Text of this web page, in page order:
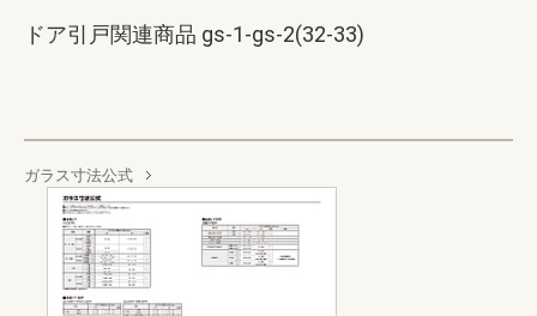
ドア引戸関連商品 gs-1-gs-2(32-33)
ガラス寸法公式